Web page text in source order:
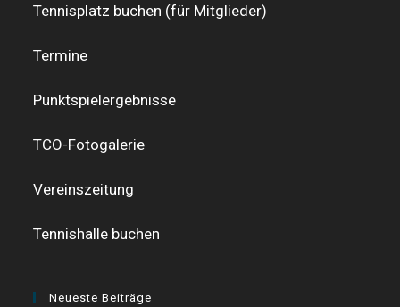
Tennisplatz buchen (für Mitglieder)
Termine
Punktspielergebnisse
TCO-Fotogalerie
Vereinszeitung
Tennishalle buchen
Neueste Beiträge